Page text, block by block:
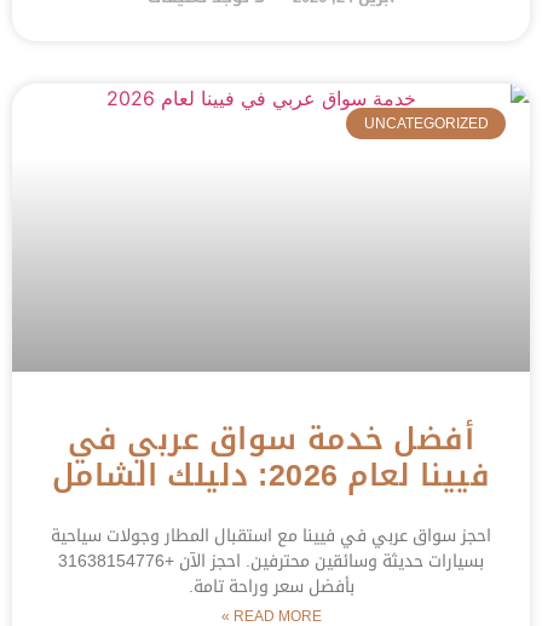
UNCATEGORIZED
أفضل خدمة سواق عربي في
فيينا لعام 2026: دليلك الشامل
احجز سواق عربي في فيينا مع استقبال المطار وجولات سياحية
بسيارات حديثة وسائقين محترفين. احجز الآن +31638154776
بأفضل سعر وراحة تامة.
READ MORE »